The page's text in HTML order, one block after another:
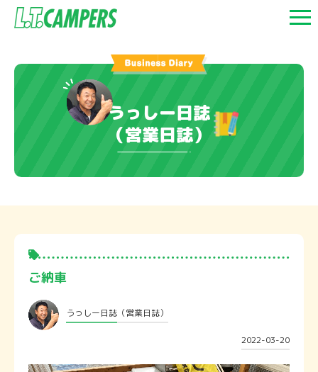
うっしー日誌
（営業日誌）
ご納車
うっしー日誌 （営業日誌）
2022-03-20